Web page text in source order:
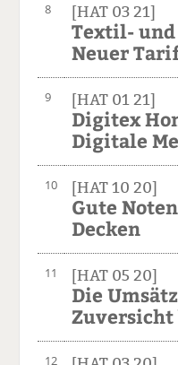
8 [HAT 03 21]
Textil-
Neuer
9 [HAT 01 21]
Digitex
Digitale
10 [HAT 10 20]
Gute
Decken
11 [HAT 05 20]
Die
12